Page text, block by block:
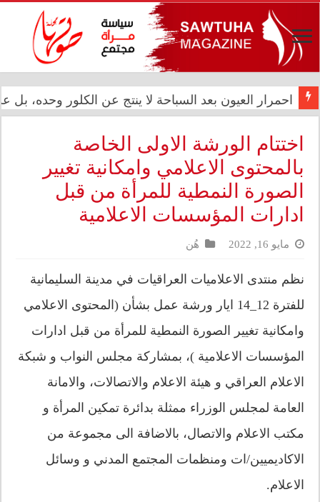
احمرار العيون بعد السباحة لا ينتج عن الكلور وحده،
المعموري تشارك في احتفال سفارة المملكة المغربية بالذكرى الـ27
اختتام الورشة الاولى الخاصة
بالمحتوى الاعلامي وامكانية تغيير
الصورة النمطية للمرأة من قبل
ادارات المؤسسات الاعلامية
مايو 16, 2022 هُن
نظم منتدى الاعلاميات العراقيات في مدينة السليمانية
للفترة 12_14 ايار ورشة عمل بشأن (المحتوى الاعلامي
وامكانية تغيير الصورة النمطية للمرأة من قبل ادارات
المؤسسات الاعلامية )، بمشاركة مجلس النواب و شبكة
الاعلام العراقي و هيئة الاعلام والاتصالات، والامانة
العامة لمجلس الوزراء ممثلة بدائرة تمكين المرأة و
مكتب الاعلام والاتصال، بالاضافة الى مجموعة من
الاكاديميين/ات ومنظمات المجتمع المدني و وسائل
الاعلام.